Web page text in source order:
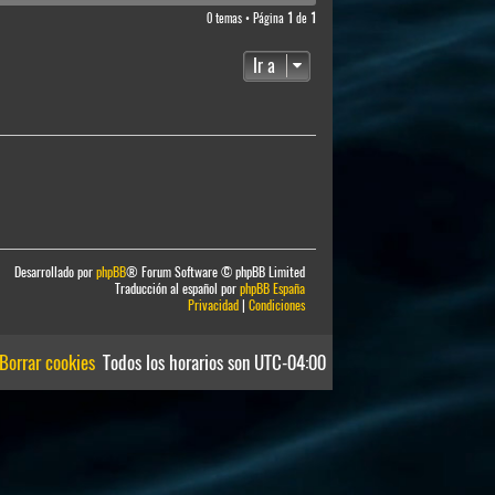
0 temas • Página 1 de 1
Ir a
Desarrollado porphpBB® Forum Software © phpBB Limited
Traducción al español porphpBB España
Privacidad| Condiciones
Todos los horarios son UTC-04:00
Borrar cookies